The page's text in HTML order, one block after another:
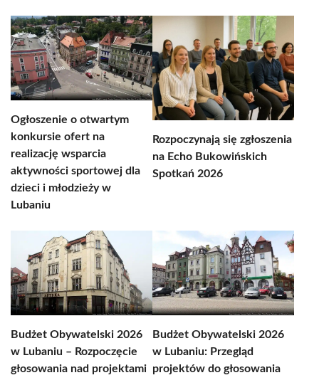
Ogłoszenie o otwartym
konkursie ofert na
realizację wsparcia
aktywności sportowej dla
dzieci i młodzieży w
Lubaniu
Rozpoczynają się zgłoszenia
na Echo Bukowińskich
Spotkań 2026
Budżet Obywatelski 2026
w Lubaniu – Rozpoczęcie
głosowania nad projektami
Budżet Obywatelski 2026
w Lubaniu: Przegląd
projektów do głosowania